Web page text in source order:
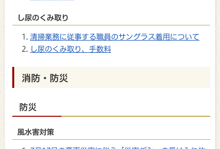
し尿のくみ取り
清掃業務に従事する職員のサングラス着用について
し尿のくみ取り、手数料
消防・防災
防災
風水害対策